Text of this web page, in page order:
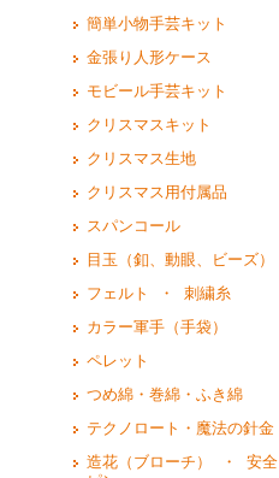
簡単小物手芸キット
金張り人形ケース
モビール手芸キット
クリスマスキット
クリスマス生地
クリスマス用付属品
スパンコール
目玉（釦、動眼、ビーズ）
フェルト ・ 刺繍糸
カラー軍手（手袋）
ペレット
つめ綿・巻綿・ふき綿
テクノロート・魔法の針金
造花（ブローチ） ・ 安全